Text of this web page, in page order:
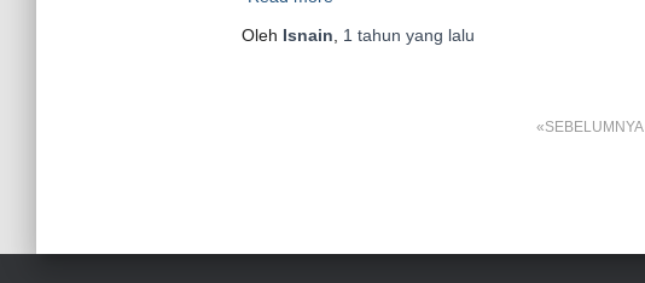
Oleh Isnain 1 tahun yang lalu
SEBELUMNYA